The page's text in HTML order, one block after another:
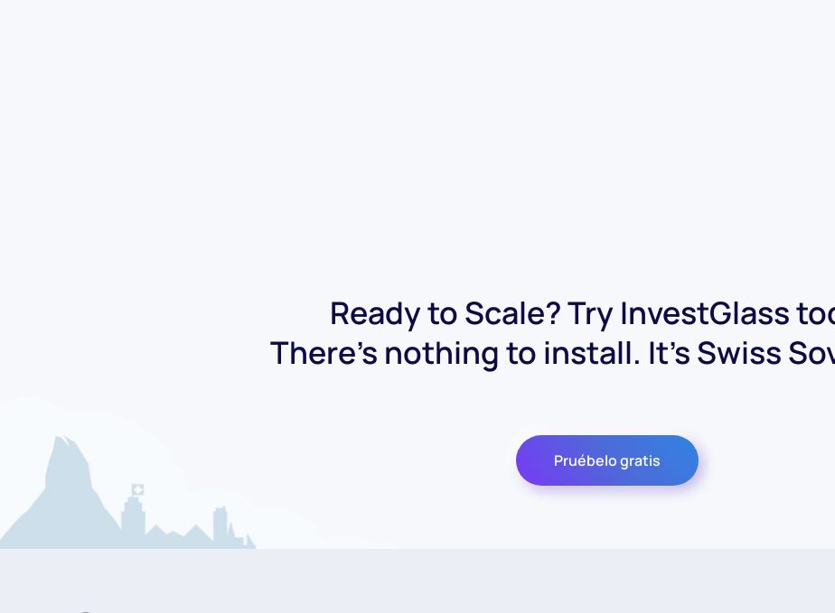
Ready to Scale? Try InvestGlass
There's nothing to install. It's Swiss
Pruébelo gratis